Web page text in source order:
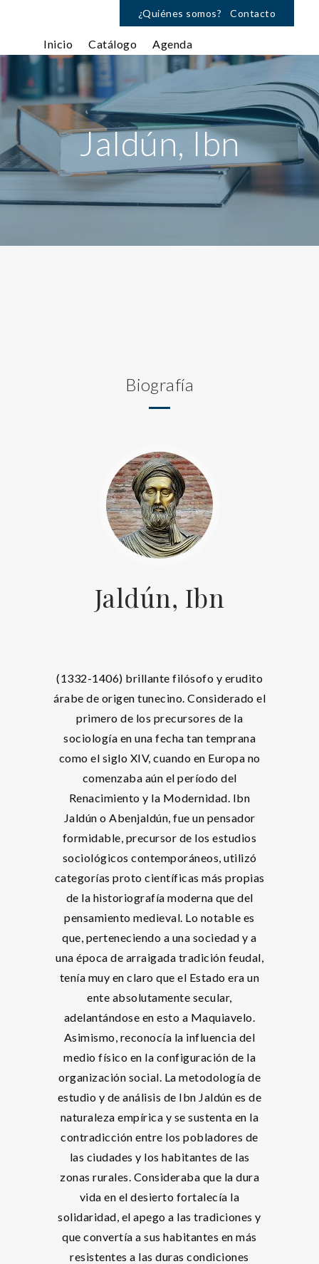
¿Quiénes somos? Contacto
Inicio Catálogo Agenda
Jaldún, Ibn
Biografía
Jaldún, Ibn
(1332-1406) brillante filósofo y erudito
árabe de origen tunecino. Considerado el
primero de los precursores de la
sociología en una fecha tan temprana
como el siglo XIV, cuando en Europa no
comenzaba aún el período del
Renacimiento y la Modernidad. Ibn
Jaldún o Abenjaldún, fue un pensador
formidable, precursor de los estudios
sociológicos contemporáneos, utilizó
categorías proto científicas más propias
de la historiografía moderna que del
pensamiento medieval. Lo notable es
que, perteneciendo a una sociedad y a
una época de arraigada tradición feudal,
tenía muy en claro que el Estado era un
ente absolutamente secular,
adelantándose en esto a Maquiavelo.
Asimismo, reconocía la influencia del
medio físico en la configuración de la
organización social. La metodología de
estudio y de análisis de Ibn Jaldún es de
naturaleza empírica y se sustenta en la
contradicción entre los pobladores de
las ciudades y los habitantes de las
zonas rurales. Consideraba que la dura
vida en el desierto fortalecía la
solidaridad, el apego a las tradiciones y
que convertía a sus habitantes en más
resistentes a las duras condiciones